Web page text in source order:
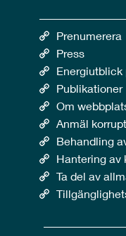
Prenumerera
Press
Energiutblick
Publikationer
Om
Anmäl
Behandling
Hantering av
Ta del av